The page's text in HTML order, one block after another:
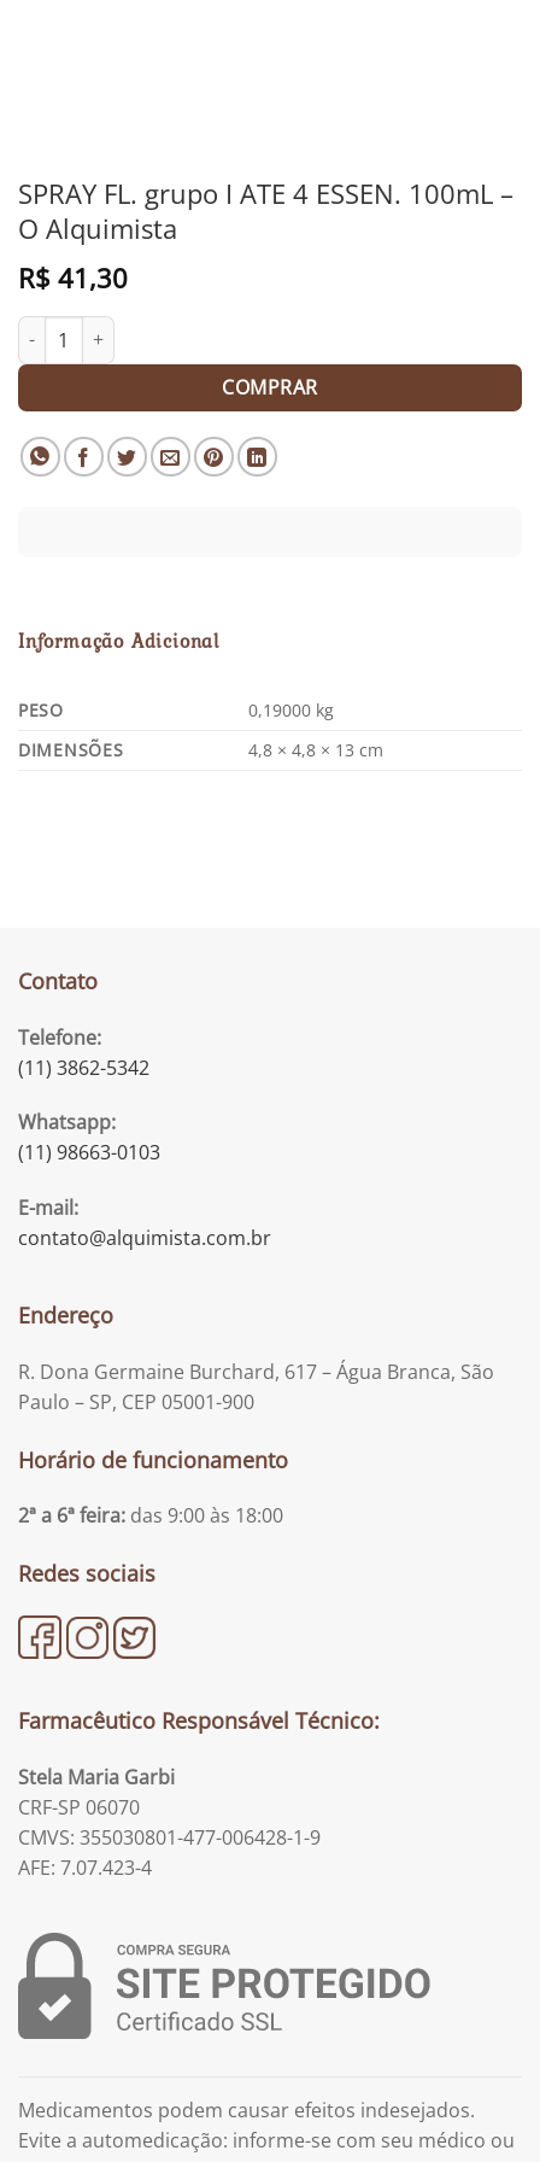
SPRAY FL. grupo I ATE 4 ESSEN. 100mL –
O Alquimista
R$ 41,30
SPRAY FL. grupo I ATE 4 ESSEN. 100mL - O Alquimista
COMPRAR
Informação Adicional
PESO
0,19000 kg
DIMENSÕES
4,8 × 4,8 × 13 cm
Contato
Telefone:
(11) 3862-5342
Whatsapp:
(11) 98663-0103
E-mail:
contato@alquimista.com.br
Endereço
R. Dona Germaine Burchard, 617 – Água Branca, São
Paulo – SP, CEP 05001-900
Horário de funcionamento
2ª a 6ª feira: das 9:00 às 18:00
Redes sociais
Farmacêutico Responsável Técnico:
Stela Maria Garbi
CRF-SP 06070
CMVS: 355030801-477-006428-1-9
AFE: 7.07.423-4
Medicamentos podem causar efeitos indesejados.
Evite a automedicação: informe-se com seu médico ou